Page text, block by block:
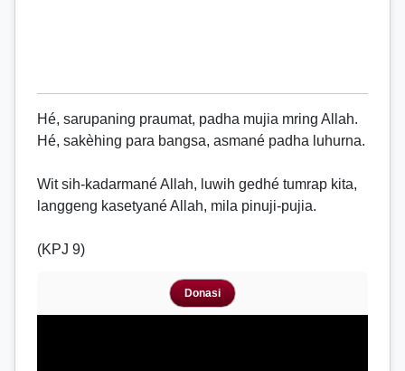
Hé, sarupaning praumat, padha mujia mring Allah.
Hé, sakèhing para bangsa, asmané padha luhurna.
Wit sih-kadarmané Allah, luwih gedhé tumrap kita,
langgeng kasetyané Allah, mila pinuji-pujia.
(KPJ 9)
Donasi